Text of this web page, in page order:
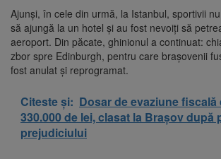
Ajunși, în cele din urmă, la Istanbul, sportivii
să ajungă la un hotel și au fost nevoiți să
aeroport. Din păcate, ghinionul a continuat:
zbor spre Edinburgh, pentru care brașovenii
fost anulat și reprogramat.
Citeste și: Dosar de evaziune fiscală
330.000 de lei, clasat la Brașov după
prejudiciului